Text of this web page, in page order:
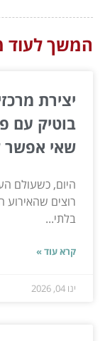
המשך לעוד
יצירת
בוטיק עם
שאי אפשר
היום, כשעולם
רוצים
בלתי...
קרא עוד »
ינו 04, 2026